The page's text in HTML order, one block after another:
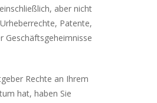
aber nicht
Patente,
Geschäftsgeheimnisse
Rechte an Ihrem
hat, haben Sie